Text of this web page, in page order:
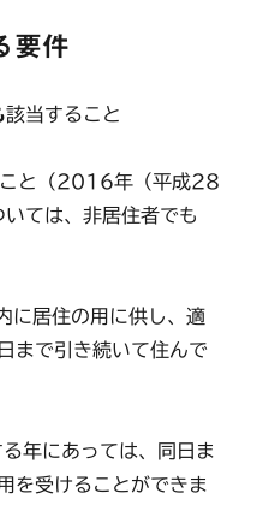
要件
該当すること
と（2016年（平成28
ては、非居住者でも
居住の用に供し、適
まで引き続いて住んで
年にあっては、同日ま
を受けることができま